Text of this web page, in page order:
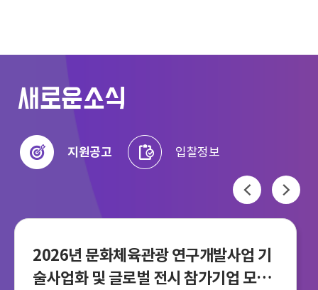
새로운소식
지원공고 입찰정보
이전 다음
2026년 문화체육관광 연구개발사업 기
술사업화 및 글로벌 전시 참가기업 모집